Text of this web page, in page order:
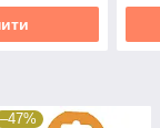
–47%